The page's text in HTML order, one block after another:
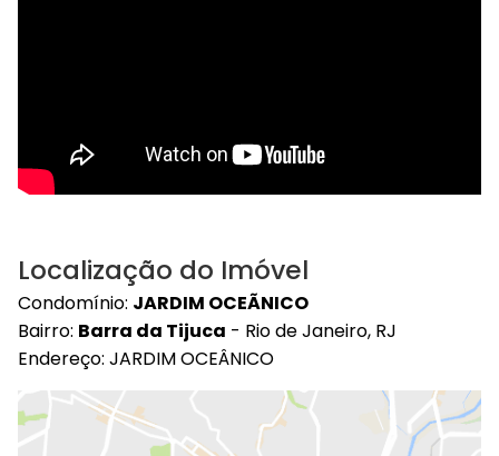
Localização do Imóvel
Condomínio: JARDIM OCEÃNICO
Bairro: Barra da Tijuca - Rio de Janeiro, RJ
Endereço: JARDIM OCEÂNICO